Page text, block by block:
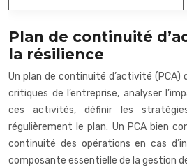
Plan de continuité
la résilience
Un plan de continuité d’activité
critiques de l’entreprise, analyser
ces activités, définir les
régulièrement le plan. Un PCA bien
continuité des opérations en cas
composante essentielle de la gestion